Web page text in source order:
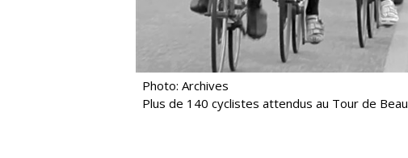
Photo: Archives
Plus de 140 cyclistes attendus au Tour de